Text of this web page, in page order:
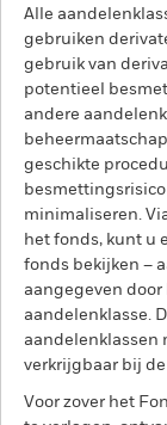
Alle
gebruiken
gebruik van
potentieel
andere
geschikte
minimaliseren.
het fonds, kunt u
fonds bekijken –
aangegeven door
aandelenklasse.
aandelenklassen
verkrijgbaar bij
Voor zover het